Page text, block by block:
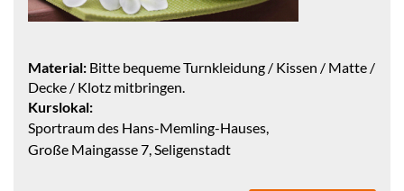
Material: Bitte bequeme Turnkleidung / Kissen / Matte /
Decke / Klotz mitbringen.
Kurslokal:
Sportraum des Hans-Memling-Hauses,
Große Maingasse 7, Seligenstadt